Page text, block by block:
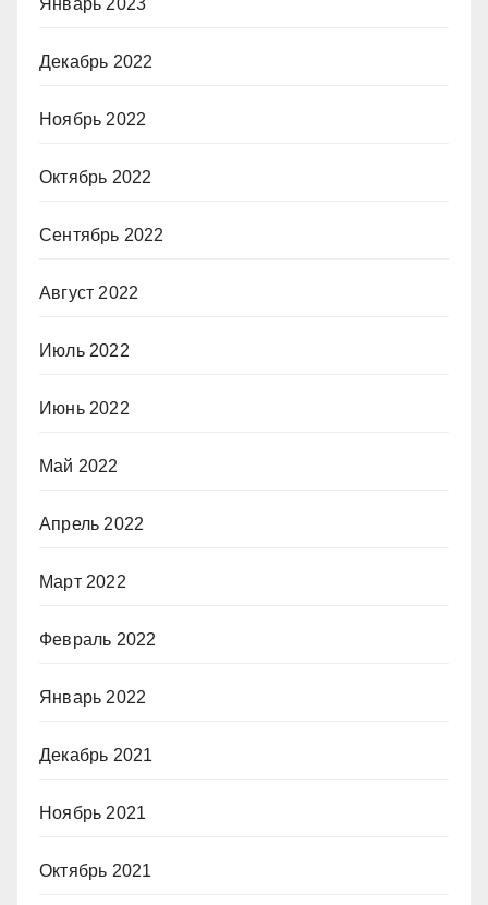
Январь 2023
Декабрь 2022
Ноябрь 2022
Октябрь 2022
Сентябрь 2022
Август 2022
Июль 2022
Июнь 2022
Май 2022
Апрель 2022
Март 2022
Февраль 2022
Январь 2022
Декабрь 2021
Ноябрь 2021
Октябрь 2021